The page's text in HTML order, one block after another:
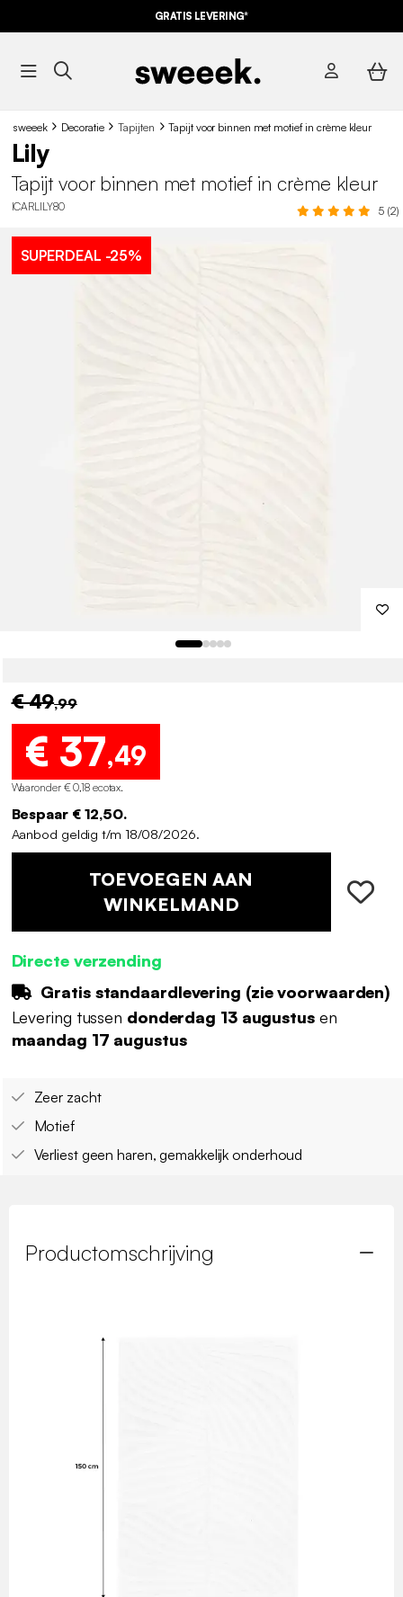
GRATIS LEVERING*
sweeek Decoratie Tapijten Tapijt voor binnen met motief in crème kleur
Lily
Tapijt voor binnen met motief in crème kleur
ICARLILY80 5 (2)
SUPERDEAL -25%
€ 49,99
€ 37,49
Waaronder € 0,18 ecotax.
Bespaar € 12,50.
Aanbod geldig t/m 18/08/2026.
TOEVOEGEN AAN
WINKELMAND
Directe verzending
Gratis standaardlevering (zie voorwaarden)
Levering tussen donderdag 13 augustusen
maandag 17 augustus
Zeer zacht
Motief
Verliest geen haren, gemakkelijk onderhoud
Productomschrijving